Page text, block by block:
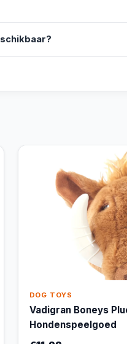
DOG TOYS
Vadigran Boneys
Hondenspeelgoed